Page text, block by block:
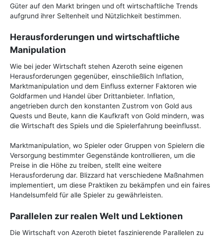
Güter auf den Markt bringen und oft wirtschaftliche Trends
aufgrund ihrer Seltenheit und Nützlichkeit bestimmen.
Herausforderungen und wirtschaftliche
Manipulation
Wie bei jeder Wirtschaft stehen Azeroth seine eigenen
Herausforderungen gegenüber, einschließlich Inflation,
Marktmanipulation und dem Einfluss externer Faktoren wie
Goldfarmen und Handel über Drittanbieter. Inflation,
angetrieben durch den konstanten Zustrom von Gold aus
Quests und Beute, kann die Kaufkraft von Gold mindern, was
die Wirtschaft des Spiels und die Spielerfahrung beeinflusst.
Marktmanipulation, wo Spieler oder Gruppen von Spielern die
Versorgung bestimmter Gegenstände kontrollieren, um die
Preise in die Höhe zu treiben, stellt eine weitere
Herausforderung dar. Blizzard hat verschiedene Maßnahmen
implementiert, um diese Praktiken zu bekämpfen und ein faires
Handelsumfeld für alle Spieler zu gewährleisten.
Parallelen zur realen Welt und Lektionen
Die Wirtschaft von Azeroth bietet faszinierende Parallelen zu